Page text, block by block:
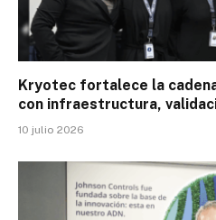
Kryotec fortalece la
con infraestructura,
10 julio 2026